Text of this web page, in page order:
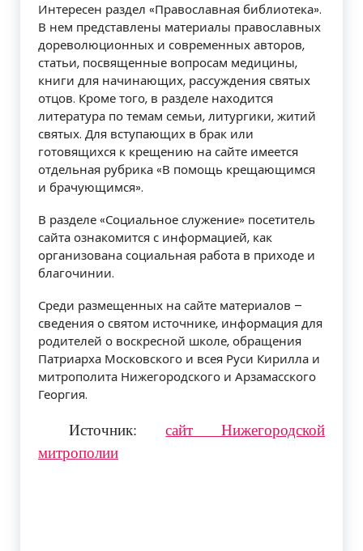
Интересен раздел «Православная библиотека».
В нем представлены материалы православных
дореволюционных и современных авторов,
статьи, посвященные вопросам медицины,
книги для начинающих, рассуждения святых
отцов. Кроме того, в разделе находится
литература по темам семьи, литургики, житий
святых. Для вступающих в брак или
готовящихся к крещению на сайте имеется
отдельная рубрика «В помощь крещающимся
и брачующимся».
В разделе «Социальное служение» посетитель
сайта ознакомится с информацией, как
организована социальная работа в приходе и
благочинии.
Среди размещенных на сайте материалов –
сведения о святом источнике, информация для
родителей о воскресной школе, обращения
Патриарха Московского и всея Руси Кирилла и
митрополита Нижегородского и Арзамасского
Георгия.
Источник:сайт Нижегородской
митрополии